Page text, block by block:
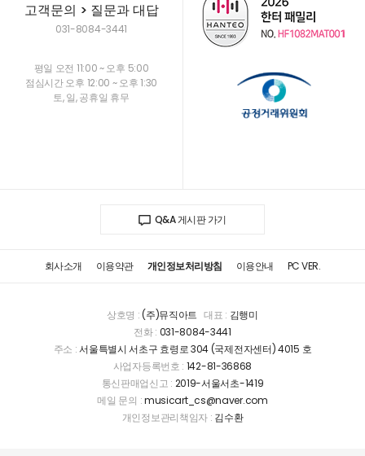
고객문의 > 질문과 대답
031-8084-3441
평일 오전 11:00 ~ 오후 5:00
점심시간 오후 12:00 ~ 오후 1:30
토, 일, 공휴일 휴무
Q&A 게시판 가기
회사소개 이용약관 개인정보처리방침 이용안내 PC VER.
상호명 :(주)뮤직아트 대표 : 김행미
전화 : 031-8084-3441
주소 :서울특별시 서초구 효령로 304 (국제전자센터) 4015 호
사업자등록번호 : 142-81-36868
통신판매업신고 : 2019-서울서초-1419
메일 문의 :musicart_cs@naver.com
개인정보관리책임자 : 김수환